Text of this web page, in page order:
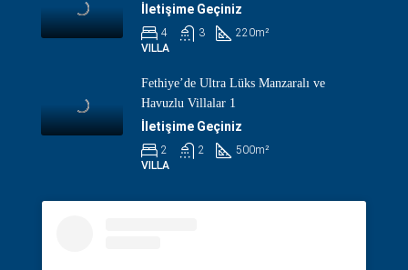
İletişime Geçiniz
4 3 220m²
VILLA
Fethiye’de Ultra Lüks Manzaralı ve
Havuzlu Villalar 1
İletişime Geçiniz
2 2 500m²
VILLA